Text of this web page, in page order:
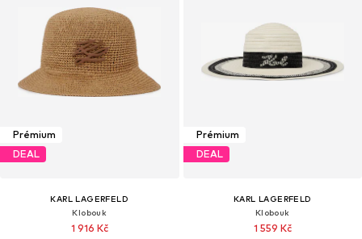
Prémium
DEAL
KARL LAGERFELD
Klobouk
1 916 Kč
Prémium
DEAL
KARL LAGERFELD
Klobouk
1 559 Kč